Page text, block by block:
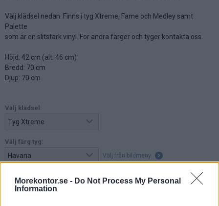
Morekontor.se - Do Not Process My Personal
Information
Välj klädsel nedan. Finns i tyg Xtreme, Fame och Medley samt
Palette
som är en slitstark vinyl. För andra färger och tyger kontakta oss.
Höjd: 42 cm (alt. 46 cm)
Bredd: 70 cm
Djup: 70 cm
Välj klädsel:
Välj färg tyg:
Välj från bildmeny